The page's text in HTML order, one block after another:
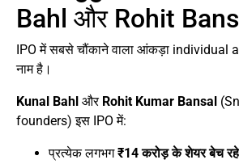
Bahl और Rohit
IPO में सबसे चौंकाने वाला आंकड़ा individual
नाम है।
Kunal Bahl और Rohit Kumar Bansal
founders) इस IPO में:
प्रत्येक लगभग₹14 करोड़ के शेयर बेच